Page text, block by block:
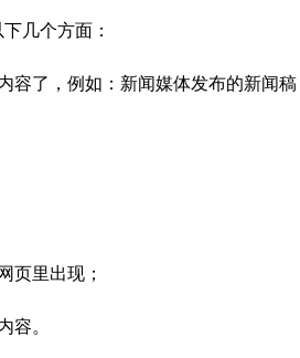
几个方面：
容了，例如：新闻媒体发布的新闻
页里出现；
容。